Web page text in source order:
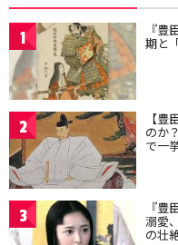
1 『
期と
2 【
のか
で一
3 『
溺愛
の壮